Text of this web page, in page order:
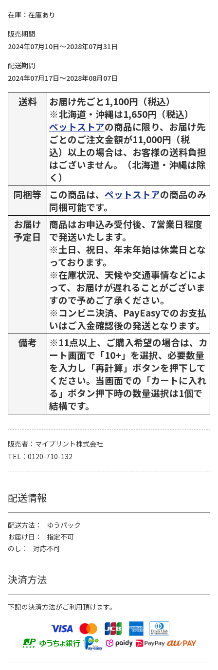
在庫
在庫あり
販売期間
2024年07月10日～2028年07月31日
配送期間
2024年07月17日～2028年08月07日
送料
お届け先ごと1,100円（税込）
※北海道・沖縄は1,650円（税込）
ペットストアの商品に限り、お届け先
ごとのご注文金額が11,000円（税
込）以上の場合は、お客様の送料負担
はございません。（北海道・沖縄は除
く）
同梱等
この商品は、 ペットストアの商品のみ
同梱可能です。
お届け
予定日
商品はお申込み受付後、7営業日程度
で発送いたします。
※土日、祝日、年末年始は休業日とな
っております。
※在庫状況、天候や交通事情などによ
って、お届けが遅れることがございま
すので予めご了承ください。
※コンビニ決済、PayEasyでのお支払
いはご入金確認後の発送となります。
備考
※11点以上、ご購入希望の場合は、カ
ート画面で「10+」を選択、必要数量
を入力し「再計算」ボタンを押下して
ください。当画面での「カートに入れ
る」ボタン押下時の数量選択は1個で
結構です。
販売者
マイプリント株式会社
TEL
0120-710-132
配送情報
配送方法
ゆうパック
お届け日
指定不可
のし
対応不可
決済方法
下記の決済方法がご利用頂けます。